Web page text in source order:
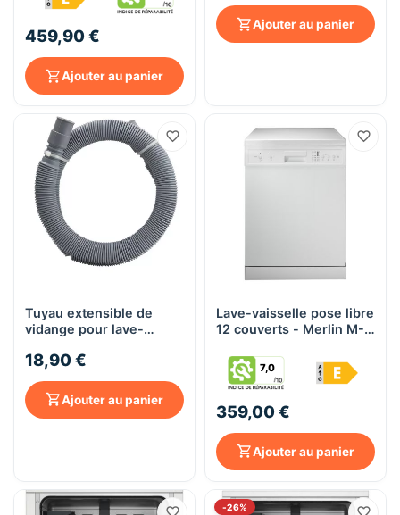
459,90 €
Ajouter au panier
Ajouter au panier
Tuyau extensible de
vidange pour lave-
(LAVAGE1012)
18,90 €
Ajouter au panier
Lave-vaisselle pose libre
12 couverts - Merlin M-
7,0
359,00 €
Ajouter au panier
-26%